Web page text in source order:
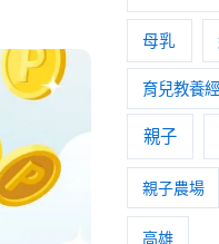
母乳
育兒教養經
親子
親子農場
高雄